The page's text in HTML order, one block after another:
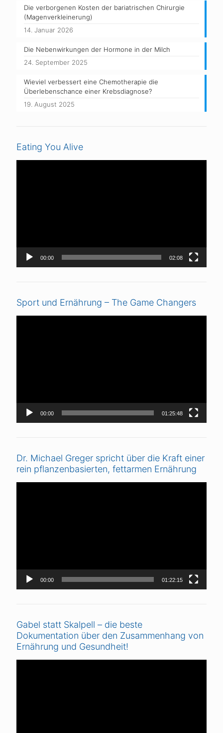
Die verborgenen Kosten der bariatrischen Chirurgie
(Magenverkleinerung)
14. Januar 2026
Die Nebenwirkungen der Hormone in der Milch
24. September 2025
Wieviel verbessert eine Chemotherapie die
Überlebenschance einer Krebsdiagnose?
19. August 2025
Eating You Alive
00:00 02:08
Sport und Ernährung – The Game Changers
00:00 01:25:48
Dr. Michael Greger spricht über die Kraft einer
rein pflanzenbasierten, fettarmen Ernährung
00:00 01:22:15
Gabel statt Skalpell – die beste
Dokumentation über den Zusammenhang von
Ernährung und Gesundheit!